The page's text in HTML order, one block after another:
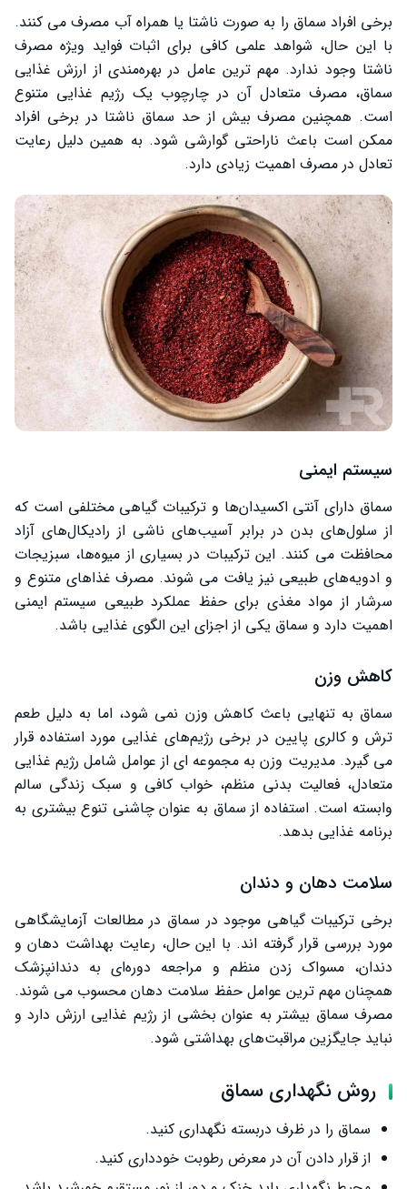
برخی افراد سماق را به صورت ناشتا یا همراه آب مصرف می ‌کنند.
با این حال، شواهد علمی کافی برای اثبات فواید ویژه مصرف
ناشتا وجود ندارد. مهم ‌ترین عامل در بهره‌مندی از ارزش غذایی
سماق، مصرف متعادل آن در چارچوب یک رژیم غذایی متنوع
است. همچنین مصرف بیش از حد سماق ناشتا در برخی افراد
ممکن است باعث ناراحتی گوارشی شود. به همین دلیل رعایت
تعادل در مصرف اهمیت زیادی دارد.
سیستم ایمنی
سماق دارای آنتی ‌اکسیدان‌ها و ترکیبات گیاهی مختلفی است که
از سلول‌های بدن در برابر آسیب‌های ناشی از رادیکال‌های آزاد
محافظت می‌ کنند. این ترکیبات در بسیاری از میوه‌ها، سبزیجات
و ادویه‌های طبیعی نیز یافت می‌ شوند. مصرف غذاهای متنوع و
سرشار از مواد مغذی برای حفظ عملکرد طبیعی سیستم ایمنی
اهمیت دارد و سماق یکی از اجزای این الگوی غذایی باشد.
کاهش وزن
سماق به تنهایی باعث کاهش وزن نمی ‌شود، اما به دلیل طعم
ترش و کالری پایین در برخی رژیم‌های غذایی مورد استفاده قرار
می ‌گیرد. مدیریت وزن به مجموعه ‌ای از عوامل شامل رژیم غذایی
متعادل، فعالیت بدنی منظم، خواب کافی و سبک زندگی سالم
وابسته است. استفاده از سماق به عنوان چاشنی تنوع بیشتری به
برنامه غذایی بدهد.
سلامت دهان و دندان
برخی ترکیبات گیاهی موجود در سماق در مطالعات آزمایشگاهی
مورد بررسی قرار گرفته ‌اند. با این حال، رعایت بهداشت دهان و
دندان، مسواک زدن منظم و مراجعه دوره‌ای به دندانپزشک
همچنان مهم ‌ترین عوامل حفظ سلامت دهان محسوب می ‌شوند.
مصرف سماق بیشتر به عنوان بخشی از رژیم غذایی ارزش دارد و
نباید جایگزین مراقبت‌های بهداشتی شود.
روش نگهداری سماق
سماق را در ظرف دربسته نگهداری کنید.
از قرار دادن آن در معرض رطوبت خودداری کنید.